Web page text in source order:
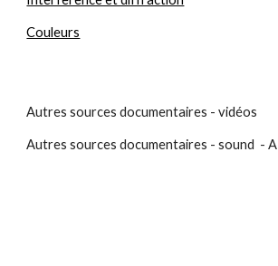
Couleurs
Autres sources documentaires - vidéos
Autres sources documentaires - sound -A